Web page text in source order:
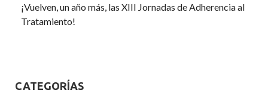
¡Vuelven, un año más, las XIII Jornadas de Adherencia al
Tratamiento!
CATEGORÍAS